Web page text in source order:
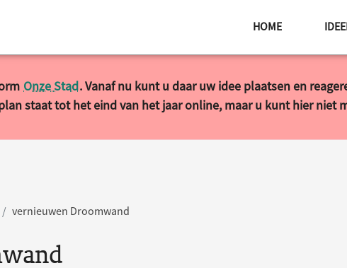
HOME
Onze Stad. Vanaf nu kunt u daar uw idee plaatsen en
staat tot het eind van het jaar online, maar u kunt hier niet
vernieuwen Droomwand